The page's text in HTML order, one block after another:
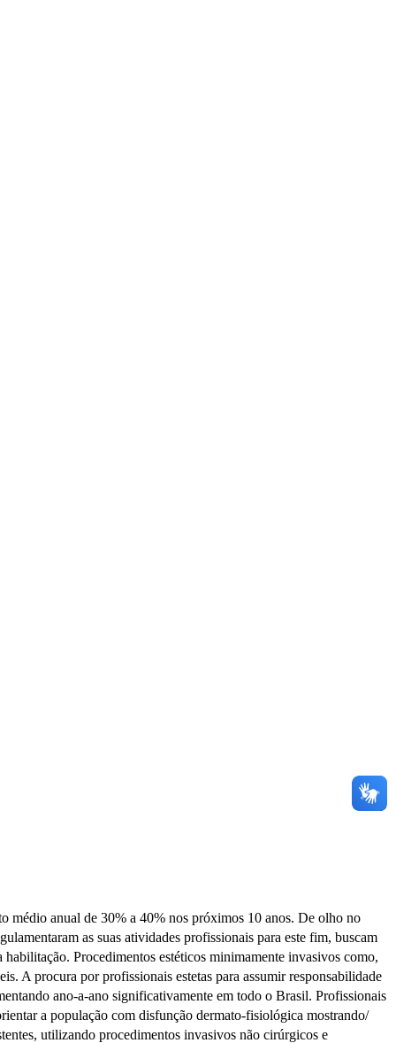
médio anual de 30% a 40% nos próximos 10 anos. De olho no
as suas atividades profissionais para este fim, buscam
Procedimentos estéticos minimamente invasivos como,
A procura por profissionais estetas para assumir responsabilidade
ano-a-ano significativamente em todo o Brasil. Profissionais
a população com disfunção dermato-fisiológica mostrando/
utilizando procedimentos invasivos não cirúrgicos e